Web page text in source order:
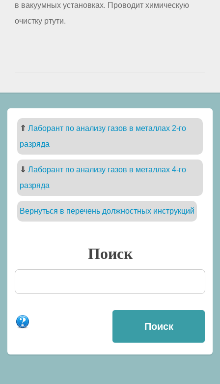
в вакуумных установках. Проводит химическую
очистку ртути.
⇑ Лаборант по анализу газов в металлах 2-го
разряда
⇓ Лаборант по анализу газов в металлах 4-го
разряда
Вернуться в перечень должностных инструкций
Поиск